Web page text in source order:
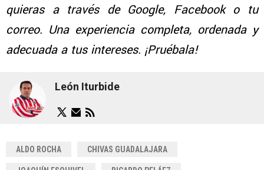
quieras a través de Google, Facebook o tu
correo. Una experiencia completa, ordenada y
adecuada a tus intereses. ¡Pruébala!
León Iturbide
ALDO ROCHA CHIVAS GUADALAJARA